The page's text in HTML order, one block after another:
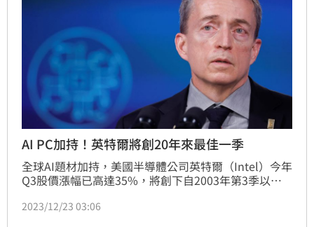
AI PC加持！英特爾將創20年來最佳一季
全球AI題材加持，美國半導體公司英特爾（Intel）今年
Q3股價漲幅已高達35%，將創下自2003年第3季以來
跑贏標普500指數的23.8%。投資管理機構Navellier &
2023/12/23 03:06